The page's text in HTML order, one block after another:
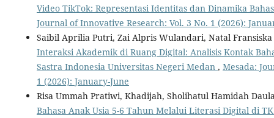
Video TikTok: Representasi Identitas dan Dinamika
Journal of Innovative Research: Vol. 3 No. 1 (2026):
Saibil Aprilia Putri, Zai Alpris Wulandari, Natal
Interaksi Akademik di Ruang Digital: Analisis Kontak
Sastra Indonesia Universitas Negeri Medan , Mesada:
1 (2026): January-June
Risa Ummah Pratiwi, Khadijah, Sholihatul Hamidah
Bahasa Anak Usia 5-6 Tahun Melalui Literasi Digital di